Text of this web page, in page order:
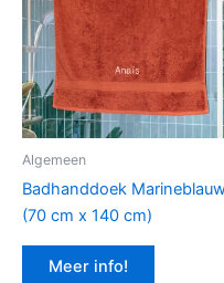
Algemeen
Badhanddoek
(70 cm x 140 cm)
Meer info!